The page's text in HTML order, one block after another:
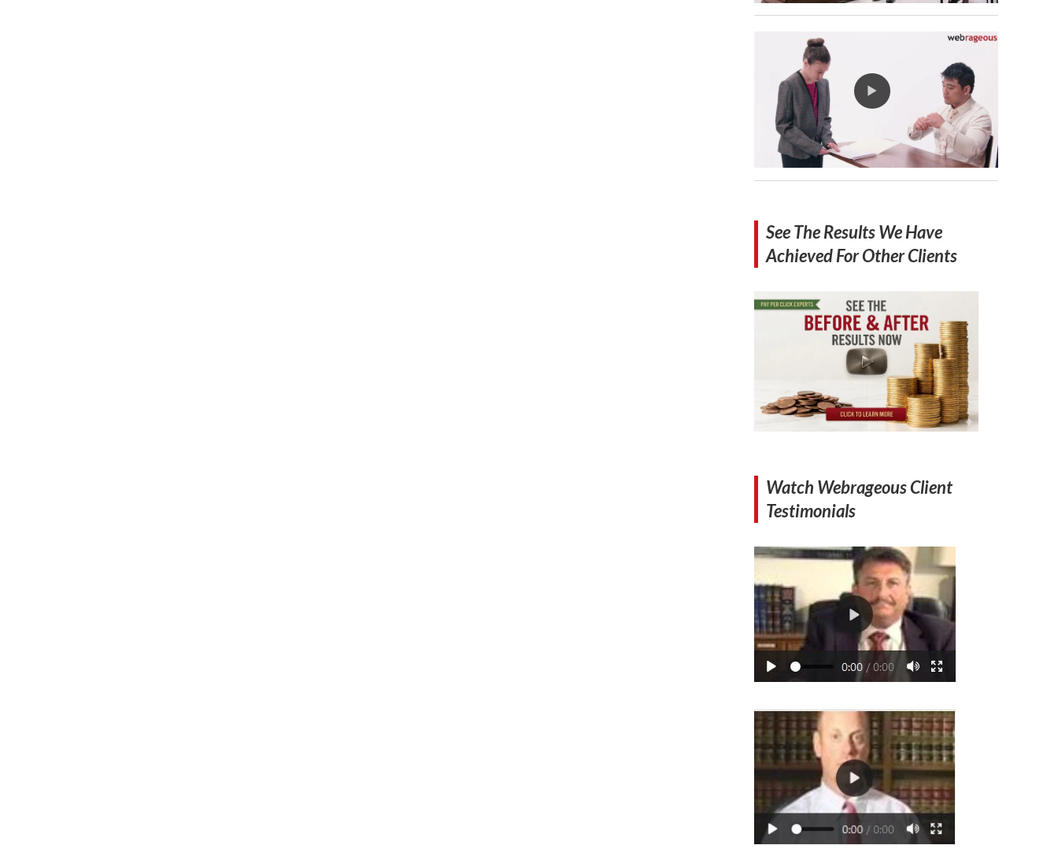
See The Results We Have
Achieved For Other Clients
Watch Webrageous Client
Testimonials